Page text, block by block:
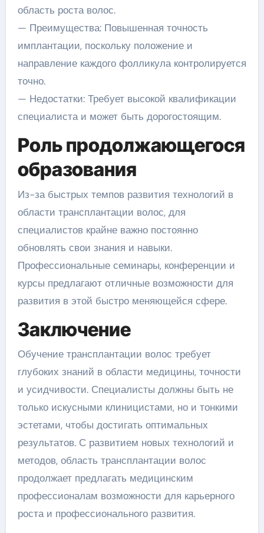
область роста волос.
— Преимущества: Повышенная точность
имплантации, поскольку положение и
направление каждого фолликула контролируется
точно.
— Недостатки: Требует высокой квалификации
специалиста и может быть дорогостоящим.
Роль продолжающегося
образования
Из-за быстрых темпов развития технологий в
области трансплантации волос, для
специалистов крайне важно постоянно
обновлять свои знания и навыки.
Профессиональные семинары, конференции и
курсы предлагают отличные возможности для
развития в этой быстро меняющейся сфере.
Заключение
Обучение трансплантации волос требует
глубоких знаний в области медицины, точности
и усидчивости. Специалисты должны быть не
только искусными клиницистами, но и тонкими
эстетами, чтобы достигать оптимальных
результатов. С развитием новых технологий и
методов, область трансплантации волос
продолжает предлагать медицинским
профессионалам возможности для карьерного
роста и профессионального развития.